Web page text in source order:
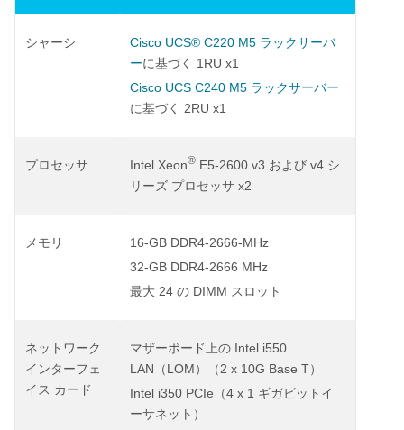
シャーシ Cisco UCS® C220 M5 ラックサーバ
ーに基づく
1RU x1
Cisco UCS C240 M5 ラックサーバー
に基づく 2RU x1
プロセッサ Intel Xeon® E5-2600 v3 および v4 シ
リーズ プロセッサ x2
メモリ
16-GB DDR4-2666-MHz
32-GB DDR4-2666 MHz
最大 24 の DIMM スロット
ネットワーク
インターフェ
イス カード
マザーボード上の Intel i550
LAN （ LOM ）（2 x 10G Base T）
Intel i350 PCIe （4 x 1 ギガビットイ
ーサネット）